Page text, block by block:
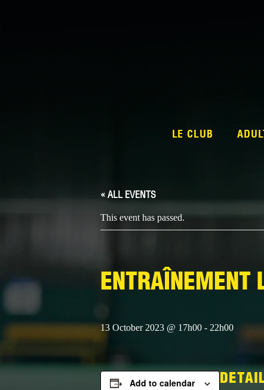
LE CLUB
« ALL EVENTS
This event has passed.
ENTRAÎNEMENT
13 October 2023 @ 17h00 - 22h00
Add to calendar